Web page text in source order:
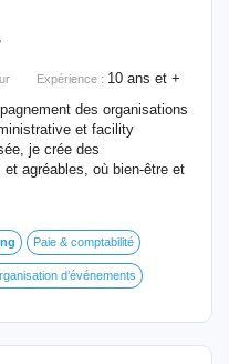
Expérience : 10 ans et +
des organisations
et facility
je crée des
agréables, où bien-être et
Paie & comptabilité
d’événements